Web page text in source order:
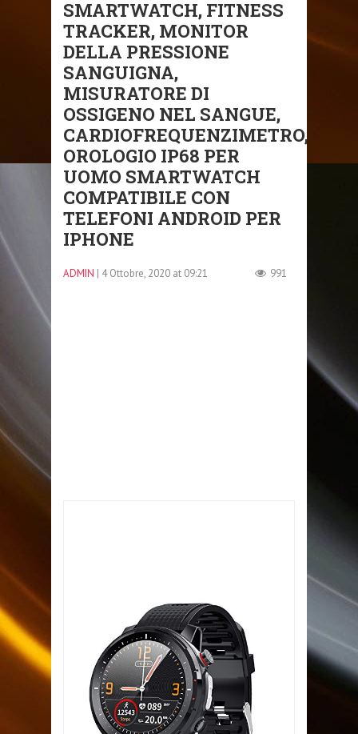
SMARTWATCH, FITNESS
TRACKER, MONITOR
DELLA PRESSIONE
SANGUIGNA,
MISURATORE DI
OSSIGENO NEL SANGUE,
CARDIOFREQUENZIMETRO,
OROLOGIO IP68 PER
UOMO SMARTWATCH
COMPATIBILE CON
TELEFONI ANDROID PER
IPHONE
ADMIN | 4 Ottobre, 2020 at 09:21 991